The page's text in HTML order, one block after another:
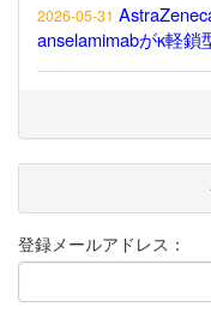
2026-05-31
anselamimabがκ軽鎖
登録メールアドレス：